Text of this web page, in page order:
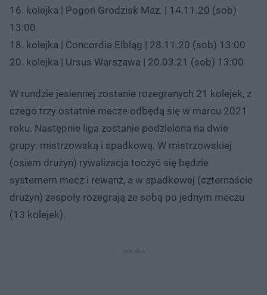
16. kolejka | Pogoń Grodzisk Maz. | 14.11.20 (sob)
13:00
18. kolejka | Concordia Elbląg | 28.11.20 (sob) 13:00
20. kolejka | Ursus Warszawa | 20.03.21 (sob) 13:00
W rundzie jesiennej zostanie rozegranych 21 kolejek, z
czego trzy ostatnie mecze odbędą się w marcu 2021
roku. Następnie liga zostanie podzielona na dwie
grupy: mistrzowską i spadkową. W mistrzowskiej
(osiem drużyn) rywalizacja toczyć się będzie
systemem mecz i rewanż, a w spadkowej (czternaście
drużyn) zespoły rozegrają ze sobą po jednym meczu
(13 kolejek).